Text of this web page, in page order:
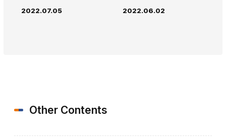
2022.07.05 2022.06.02
Other Contents